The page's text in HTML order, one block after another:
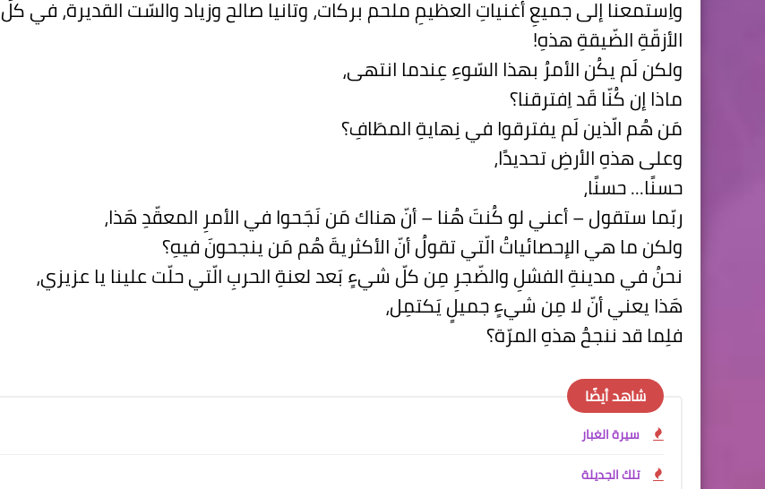
واِستمعنا إلى جميعِ أُغنياتِ العظيمِ ملحم بركات، وتانيا صالح وزياد والسّت القديرة، في كلِّ
الأزقّةِ الضّيقةِ هذهِ!
ولكن لَم يكُن الأمرُ بهذا السّوءِ عِندما انتهى،
ماذا إن كُنّا قَد اِفترقنا؟
مَن هُم الّذين لَم يفترقوا في نِهايةِ المطَافِ؟
وعلى هذهِ الأرضِ تحديدًا،
حسنًا... حسنًا،
ربّما ستقول – أعني لو كُنتَ هُنا – أنّ هناك مَن نَجَحوا في الأمرِ المعقّدِ هَذا،
ولكن ما هي الإحصائياتُ الّتي تقولُ أنّ الأكثريةَ هُم مَن ينجحونَ فيهِ؟
نحنُ في مدينةِ الفشلِ والضّجرِ مِن كلّ شيءٍ بَعد لعنةِ الحربِ الّتي حلّت علينا يا عزيزي،
هَذا يعني أنّ لا مِن شيءٍ جميلٍ يَكتمِل،
فلِما قد ننجحُ هذهِ المرّة؟
شاهد أيضًا
سيرة الغبار
تلك الجديلة